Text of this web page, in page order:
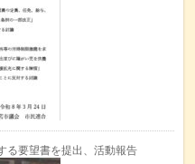
る要望書を提出、活動報告